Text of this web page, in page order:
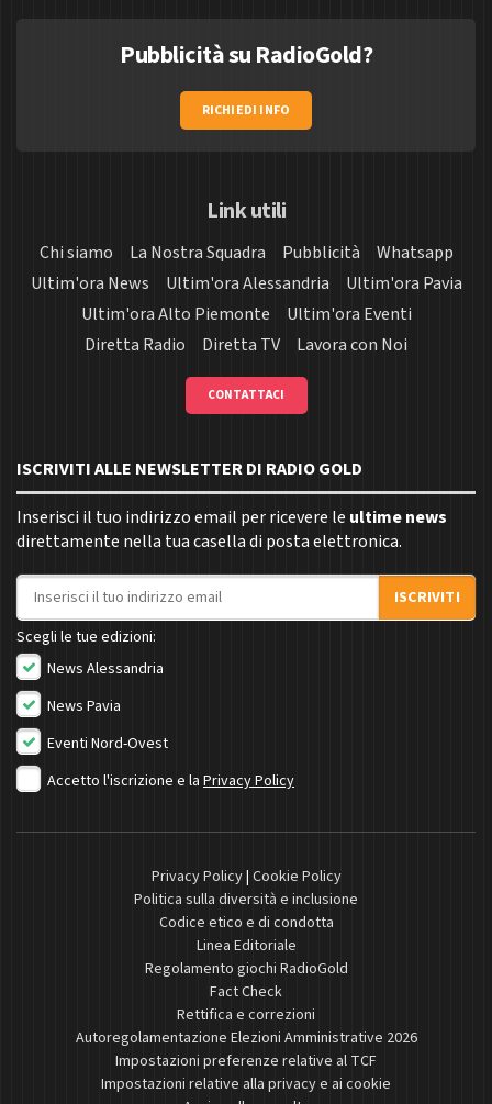
Pubblicità su RadioGold?
RICHIEDI INFO
Link utili
Chi siamo La Nostra Squadra Pubblicità
Whatsapp
Ultim'ora News
Ultim'ora Alessandria
Ultim'ora Pavia
Ultim'ora Alto Piemonte
Ultim'ora Eventi
Diretta Radio
Diretta TV Lavora con Noi
CONTATTACI
ISCRIVITI ALLE NEWSLETTER DI RADIO GOLD
Inserisci il tuo indirizzo email per ricevere le ultime news
direttamente nella tua casella di posta elettronica.
Indirizzo email
ISCRIVITI
Scegli le tue edizioni:
News Alessandria
News Pavia
Eventi Nord-Ovest
Accetto l'iscrizione e la Privacy Policy
Privacy Policy| Cookie Policy
Politica sulla diversità e inclusione
Codice etico e di condotta
Linea Editoriale
Regolamento giochi RadioGold
Fact Check
Rettifica e correzioni
Autoregolamentazione Elezioni Amministrative 2026
Impostazioni preferenze relative al TCF
Impostazioni relative alla privacy e ai cookie